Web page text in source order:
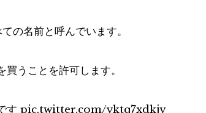
の名前と呼んでいます。
うことを許可します。
す pic.twitter.com/yktq7xdkjv